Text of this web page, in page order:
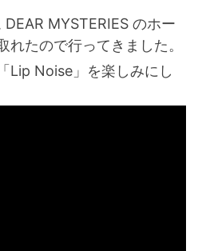
MYSTERIES のホー
れたので行ってきました。
Lip Noise」を楽しみにし